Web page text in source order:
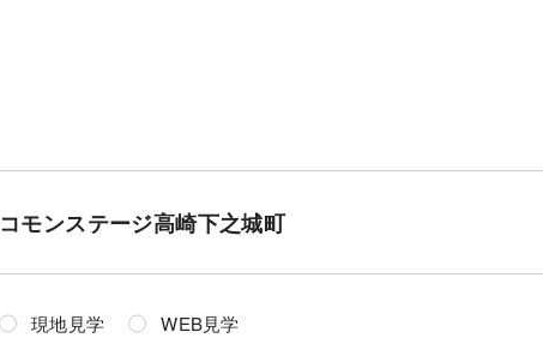
コモンステージ高崎下之城町
現地見学 WEB見学